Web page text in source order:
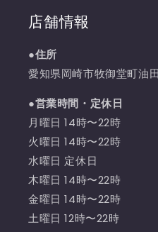
店舗情報
●住所
愛知県岡崎市牧御堂町油
●営業時間・定休日
月曜日 14時〜22時
火曜日 14時〜22時
水曜日 定休日
木曜日 14時〜22時
金曜日 14時〜22時
土曜日 12時〜22時